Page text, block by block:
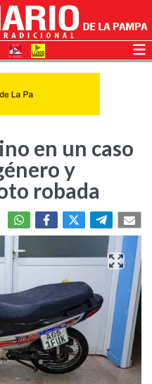
en un caso
y
robada